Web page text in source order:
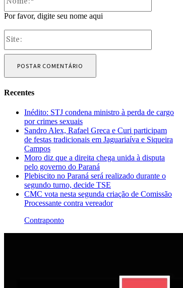
Por favor, digite seu nome aqui
Recentes
Inédito: STJ condena ministro à perda de cargo
por crimes sexuais
Sandro Alex, Rafael Greca e Curi participam
de festas tradicionais em Jaguariaíva e Siqueira
Campos
Moro diz que a direita chega unida à disputa
pelo governo do Paraná
Plebiscito no Paraná será realizado durante o
segundo turno, decide TSE
CMC vota nesta segunda criação de Comissão
Processante contra vereador
Contraponto